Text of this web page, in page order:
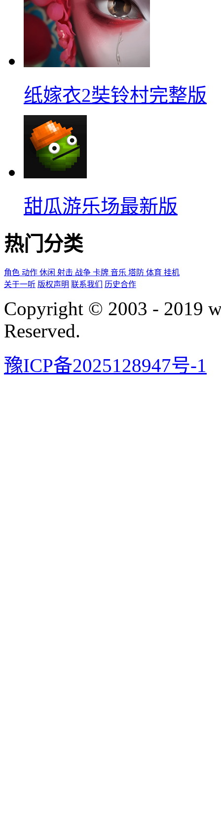
纸嫁衣2奘铃村完整版
甜瓜游乐场最新版
热门分类
角色 动作 休闲 射击 战争 卡牌 音乐 塔防 体育 挂机
关于一听 版权声明 联系我们 历史合作
Copyright © 2003 - 2019
Reserved.
豫ICP备2025128947号-1